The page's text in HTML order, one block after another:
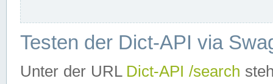
Testen der Dict-API via
Unter der URL Dict-API /search